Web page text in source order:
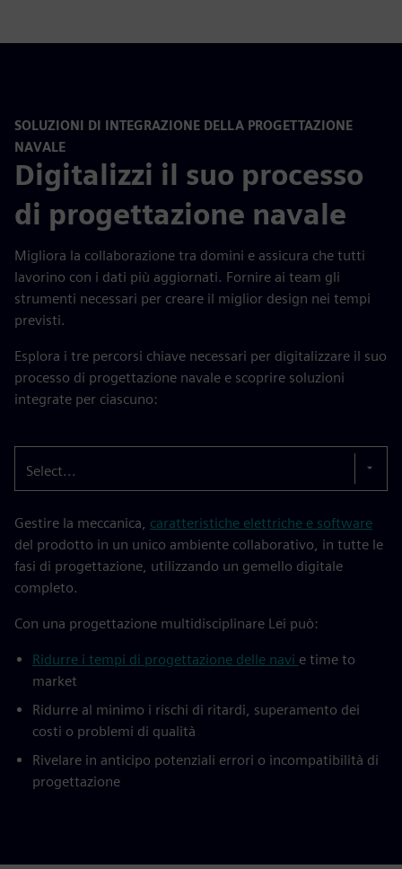
SOLUZIONI DI INTEGRAZIONE DELLA PROGETTAZIONE
NAVALE
Digitalizzi il suo processo
di progettazione navale
Migliora la collaborazione tra domini e assicura che tutti
lavorino con i dati più aggiornati. Fornire ai team gli
strumenti necessari per creare il miglior design nei tempi
previsti.
Esplora i tre percorsi chiave necessari per digitalizzare il suo
processo di progettazione navale e scoprire soluzioni
integrate per ciascuno:
Select...
Gestire la meccanica, caratteristiche elettriche e software
del prodotto in un unico ambiente collaborativo, in tutte le
fasi di progettazione, utilizzando un gemello digitale
completo.
Con una progettazione multidisciplinare Lei può:
Ridurre i tempi di progettazione delle navi e time to
market
Ridurre al minimo i rischi di ritardi, superamento dei
costi o problemi di qualità
Rivelare in anticipo potenziali errori o incompatibilità di
progettazione